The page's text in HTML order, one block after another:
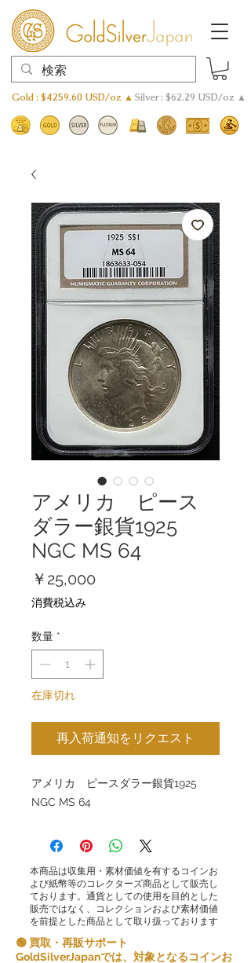
Gold : $4259.60 USD/oz ▲ Silver : $62.29 USD/oz ▲
アメリカ ピース
ダラー銀貨1925
NGC MS 64
￥25,000
消費税込み
数量 *
在庫切れ
再入荷通知をリクエスト
アメリカ ピースダラー銀貨1925
NGC MS 64
本商品は収集用・素材価値を有するコインお
よび紙幣等のコレクターズ商品として販売し
ております。通貨としての使用を目的とした
販売ではなく、コレクションおよび素材価値
を前提とした商品として取り扱っております
🟢 買取・再販サポート
GoldSilverJapanでは、対象となるコインお